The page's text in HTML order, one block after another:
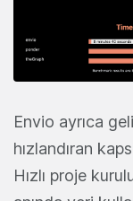
Envio ayrıca
hızlandıran
Hızlı proje